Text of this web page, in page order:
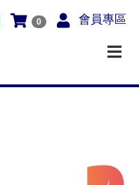
0 會員專區